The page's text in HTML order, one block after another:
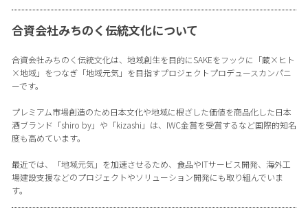
合資会社みちのく伝統文化について
合資会社みちのく伝統文化は、地域創生を目的にSAKEをフックに「蔵×ヒト
×地域」をつなぎ「地域元気」を目指すプロジェクトプロデュースカンパニ
ーです。
プレミアム市場創造のため日本文化や地域に根ざした価値を商品化した日本
酒ブランド「shiro by」や「kizashi」は、IWC金賞を受賞するなど国際的知名
度も高めています。
最近では、「地域元気」を加速させるため、食品やITサービス開発、海外工
場建設支援などのプロジェクトやソリューション開発にも取り組んでいま
す。